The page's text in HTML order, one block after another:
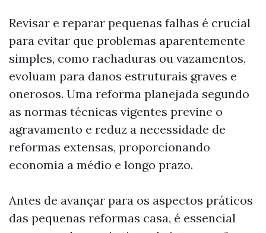
Revisar e reparar pequenas falhas é crucial
para evitar que problemas aparentemente
simples, como rachaduras ou vazamentos,
evoluam para danos estruturais graves e
onerosos. Uma reforma planejada segundo
as normas técnicas vigentes previne o
agravamento e reduz a necessidade de
reformas extensas, proporcionando
economia a médio e longo prazo.
Antes de avançar para os aspectos práticos
das pequenas reformas casa, é essencial